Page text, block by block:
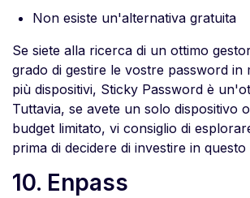
Non esiste un'alternativa gratuita
Se siete alla ricerca di un ottimo
grado di gestire le vostre password in
più dispositivi, Sticky Password è
Tuttavia, se avete un solo dispositivo
budget limitato, vi consiglio di
prima di decidere di investire in
10. Enpass